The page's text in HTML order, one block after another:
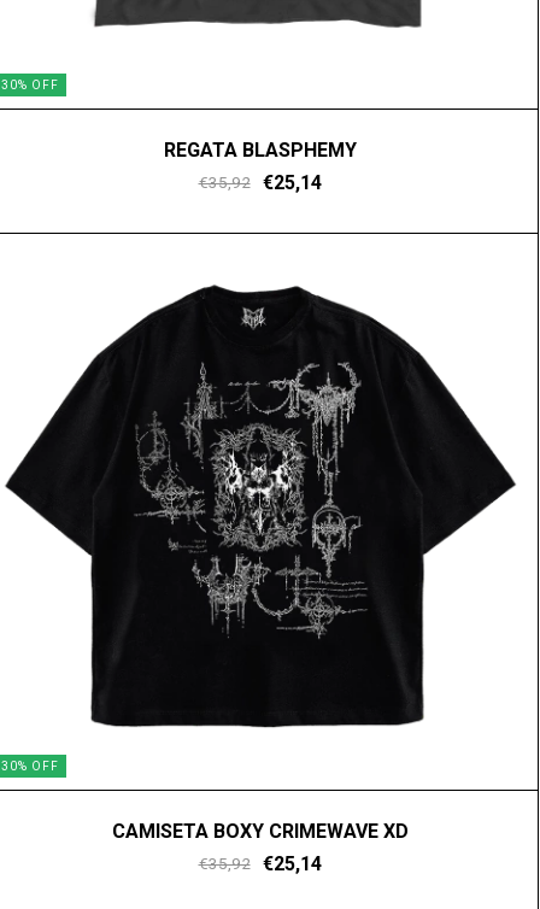
30% OFF
REGATA BLASPHEMY
€35,92 €25,14
30% OFF
CAMISETA BOXY CRIMEWAVE XD
€35,92 €25,14